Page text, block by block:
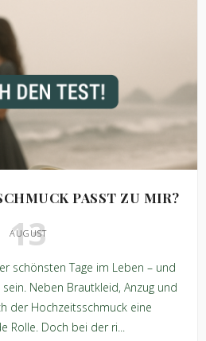
PASST ZU MIR?
13
AUGUST
schönsten Tage im Leben – und
Neben Brautkleid, Anzug und
der Hochzeitsschmuck eine
Rolle. Doch bei der ri...